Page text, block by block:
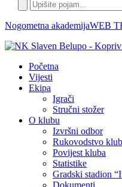
Nogometna akademijaWEB
Početna
Vijesti
Ekipa
Igrači
Stručni stožer
O klubu
Izvršni odbor
Rukovodstvo
Povijest kluba
Statistike
Gradski stadion
Dokumenti